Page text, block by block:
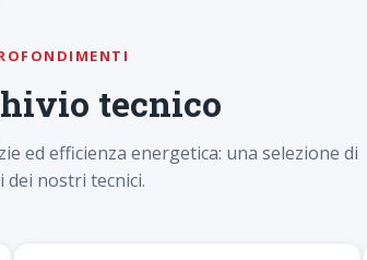
tecnico
ed efficienza energetica: una selezione di
dei nostri tecnici.